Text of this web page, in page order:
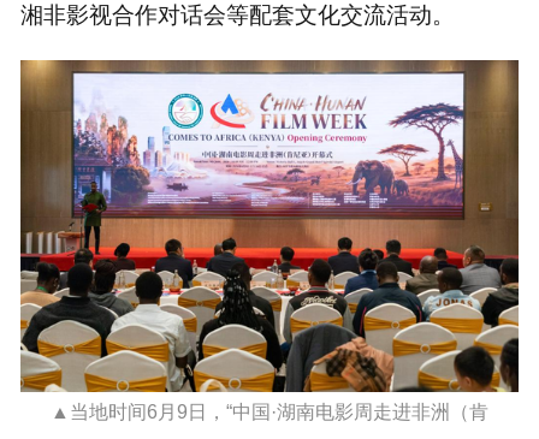
湘非影视合作对话会等配套文化交流活动。
▲当地时间6月9日，“中国·湖南电影周走进非洲（肯